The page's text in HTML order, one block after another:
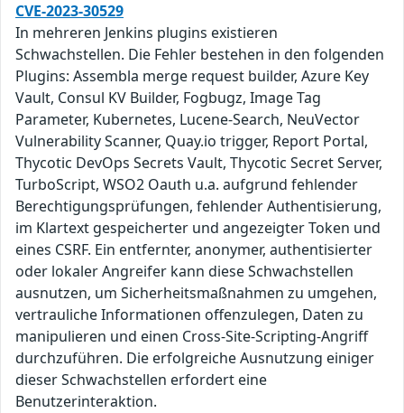
CVE-2023-30529
In mehreren Jenkins plugins existieren
Schwachstellen. Die Fehler bestehen in den folgenden
Plugins: Assembla merge request builder, Azure Key
Vault, Consul KV Builder, Fogbugz, Image Tag
Parameter, Kubernetes, Lucene-Search, NeuVector
Vulnerability Scanner, Quay.io trigger, Report Portal,
Thycotic DevOps Secrets Vault, Thycotic Secret Server,
TurboScript, WSO2 Oauth u.a. aufgrund fehlender
Berechtigungsprüfungen, fehlender Authentisierung,
im Klartext gespeicherter und angezeigter Token und
eines CSRF. Ein entfernter, anonymer, authentisierter
oder lokaler Angreifer kann diese Schwachstellen
ausnutzen, um Sicherheitsmaßnahmen zu umgehen,
vertrauliche Informationen offenzulegen, Daten zu
manipulieren und einen Cross-Site-Scripting-Angriff
durchzuführen. Die erfolgreiche Ausnutzung einiger
dieser Schwachstellen erfordert eine
Benutzerinteraktion.